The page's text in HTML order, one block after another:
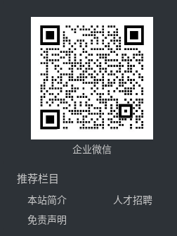
企业微信
推荐栏目
本站简介 人才招聘
免责声明